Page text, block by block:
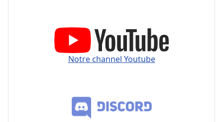
Notre channel Youtube